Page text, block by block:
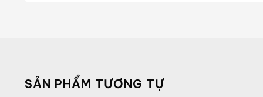
SẢN PHẨM TƯƠNG TỰ